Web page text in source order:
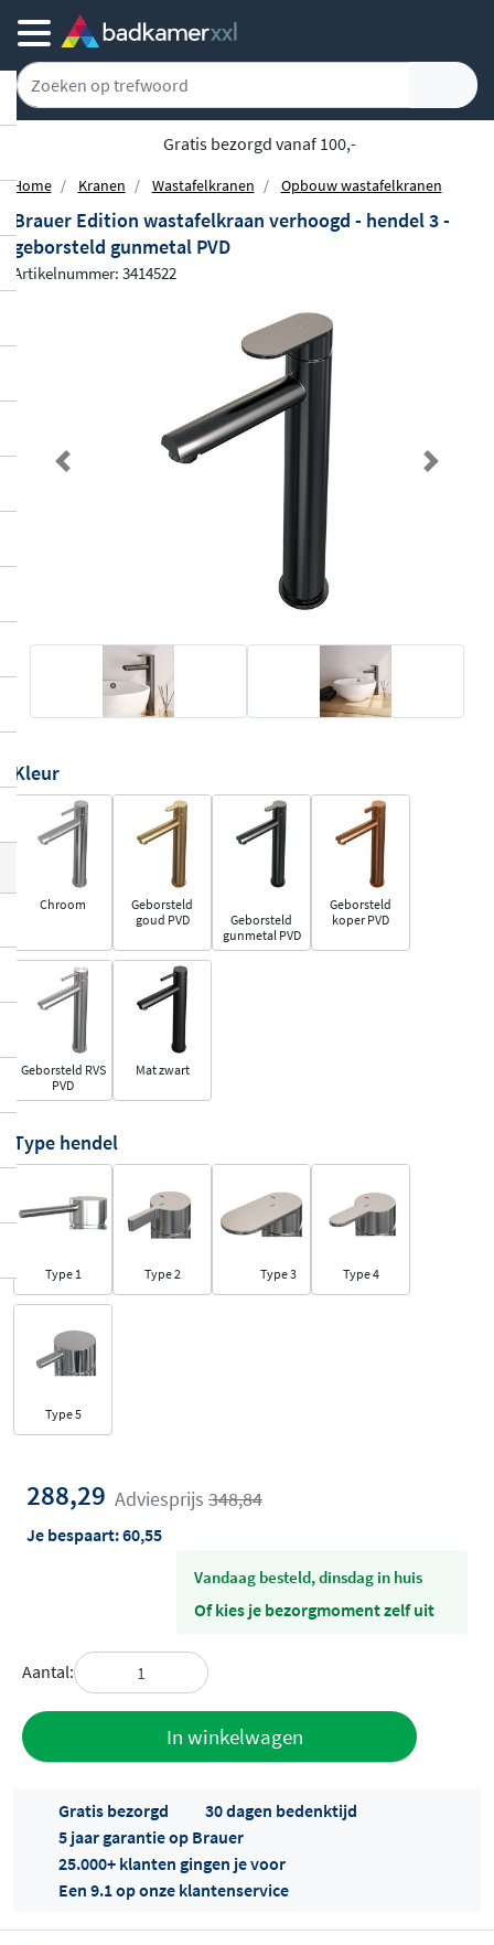
Gratis bezorgd vanaf 100,-
Home Kranen Wastafelkranen Opbouw wastafelkranen
Brauer Edition wastafelkraan verhoogd - hendel 3 -
geborsteld gunmetal PVD
Artikelnummer: 3414522
Previous Next
Kleur
Chroom
Geborsteld
goud PVD
Geborsteld
gunmetal PVD
Geborsteld
koper PVD
Geborsteld RVS
PVD
Mat zwart
Type hendel
Type 1 Type 2 Type 3 Type 4
Type 5
288,29 Adviesprijs 348,84
Je bespaart:60,55
vandaag besteld, dinsdag in huis
Of kies je bezorgmoment zelf uit
Aantal:
In winkelwagen
Gratis bezorgd
30 dagen bedenktijd
5 jaar garantie op Brauer
25.000+ klanten gingen je voor
Een 9.1 op onze klantenservice